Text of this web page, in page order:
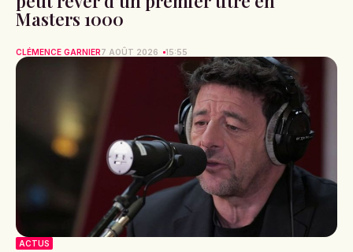
Masters 1000
CLÉMENCE GARNIER7 AOÛT 2026 15:55
ACTUS